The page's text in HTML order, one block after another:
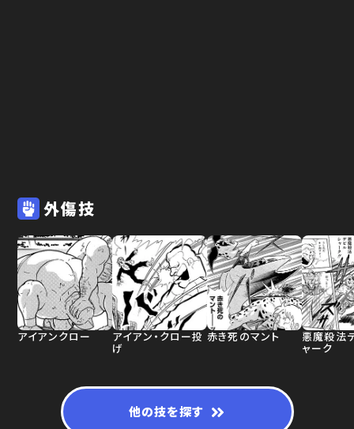
外傷技
アイアンクロー アイアン・クロー投
げ
赤き死のマント 悪魔殺法
ャーク
他の技を探す